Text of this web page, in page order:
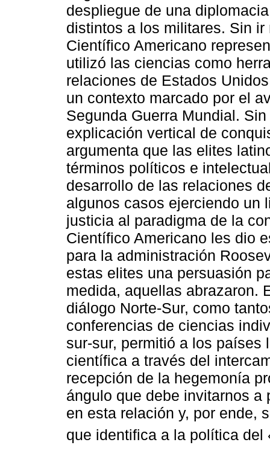
despliegue de una
distintos a los militares. Sin
Científico Americano
utilizó las ciencias como
relaciones de Estados
un contexto marcado por el
Segunda Guerra Mundial.
explicación vertical de
argumenta que las elites
términos políticos e
desarrollo de las relaciones
algunos casos ejerciendo un
justicia al paradigma de la
Científico Americano les dio
para la administración
estas elites una persuasión
medida, aquellas abrazaron.
diálogo Norte-Sur, como
conferencias de ciencias
sur-sur, permitió a los países
científica a través del
recepción de la hegemonía
ángulo que debe invitarnos a
en esta relación y, por ende,
que identifica a la política del